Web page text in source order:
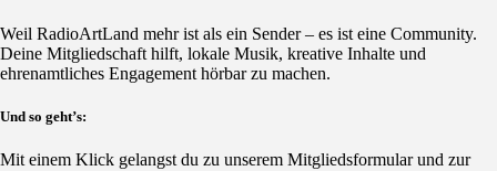
Weil RadioArtLand mehr ist als ein Sender – es ist eine Community.
Deine Mitgliedschaft hilft, lokale Musik, kreative Inhalte und
ehrenamtliches Engagement hörbar zu machen.
Und so geht’s:
Mit einem Klick gelangst du zu unserem Mitgliedsformular und zur